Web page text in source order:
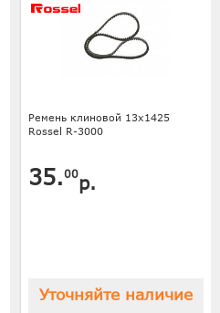
Ремень клиновой 13x1425
Rossel R-3000
35.00р.
Уточняйте наличие